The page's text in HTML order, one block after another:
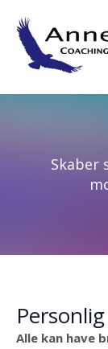
Skip
to
main
Skaber
Alle kan have